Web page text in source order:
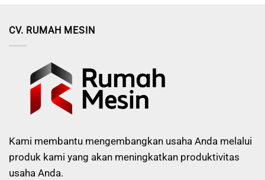
CV. RUMAH MESIN
Kami membantu mengembangkan usaha Anda melalui
produk kami yang akan meningkatkan produktivitas
usaha Anda.